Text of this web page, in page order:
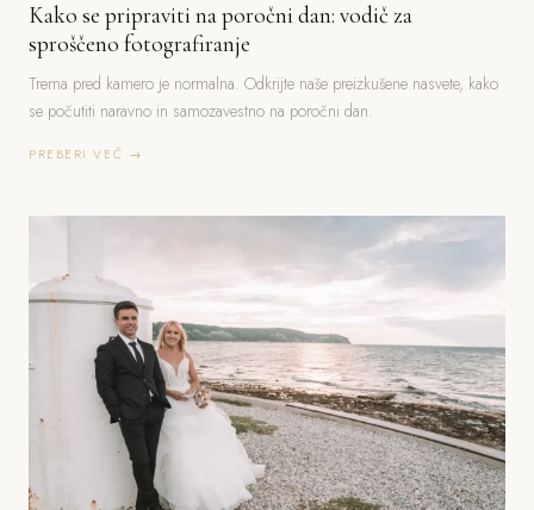
Kako se pripraviti na poročni dan: vodič za
sproščeno fotografiranje
Trema pred kamero je normalna. Odkrijte naše preizkušene nasvete, kako
se počutiti naravno in samozavestno na poročni dan.
PREBERI VEČ →